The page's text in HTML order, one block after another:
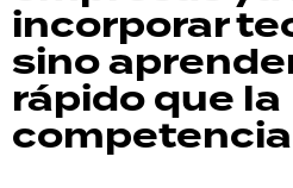
incorporar
sino
rápido que la
competencia